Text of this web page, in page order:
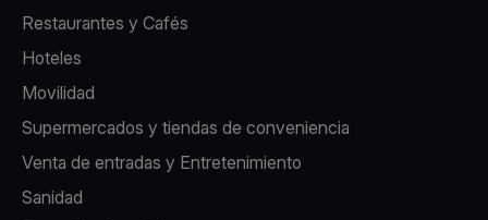
Restaurantes y Cafés
Hoteles
Movilidad
Supermercados y tiendas de conveniencia
Venta de entradas y Entretenimiento
Sanidad